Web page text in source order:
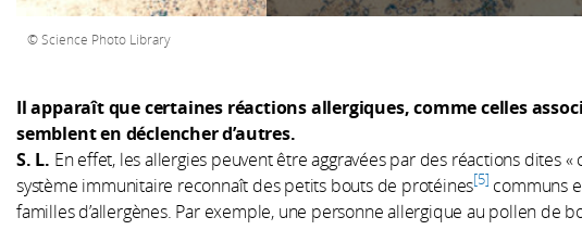
Science Photo Library
Il apparaît que certaines réactions allergiques, comme celles
semblent en déclencher d’autres.
S. L. En effet, les allergies peuvent être aggravées par des réactions dites «
système immunitaire reconnaît des petits bouts de protéines 5 communs
familles d’allergènes. Par exemple, une personne allergique au pollen de